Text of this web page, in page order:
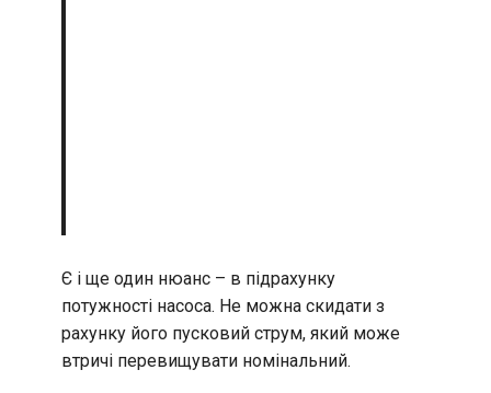
Є і ще один нюанс – в підрахунку
потужності насоса. Не можна скидати з
рахунку його пусковий струм, який може
втричі перевищувати номінальний.